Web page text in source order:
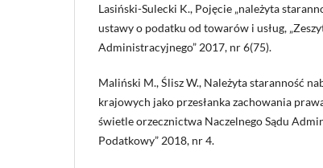
Lasiński-Sulecki K., Pojęcie „należyta
ustawy o podatku od towarów i usług,
Administracyjnego” 2017, nr 6(75).
Maliński M., Ślisz W., Należyta staranność
krajowych jako przesłanka zachowania
świetle orzecznictwa Naczelnego Sądu
Podatkowy” 2018, nr 4.